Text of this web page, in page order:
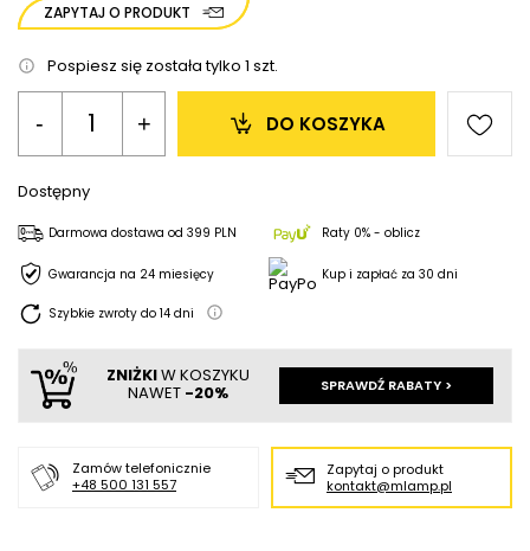
ZAPYTAJ O PRODUKT
Pospiesz się została tylko 1 szt.
- + DO KOSZYKA
Dostępny
Darmowa dostawa od 399 PLN Raty 0% - oblicz
Gwarancja na 24 miesięcy Kup i zapłać za 30 dni
Szybkie zwroty do 14 dni
ZNIŻKIW KOSZYKU
NAWET -20% SPRAWDŹ RABATY >
Zamów telefonicznie
+48 500 131 557
Zapytaj o produkt
kontakt@mlamp.pl